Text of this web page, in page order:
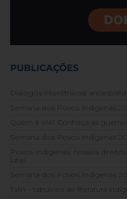
PUBLICAÇÕES
Diálogos interétnicos:
Semana dos Povos Indígenas
Quem é ela? Conheça as
Semana dos Povos Indígenas
Povos Indígenas: nossos direitos,
lutas
Semana dos Povos Indígenas
Talin – tabuleiro de literatura